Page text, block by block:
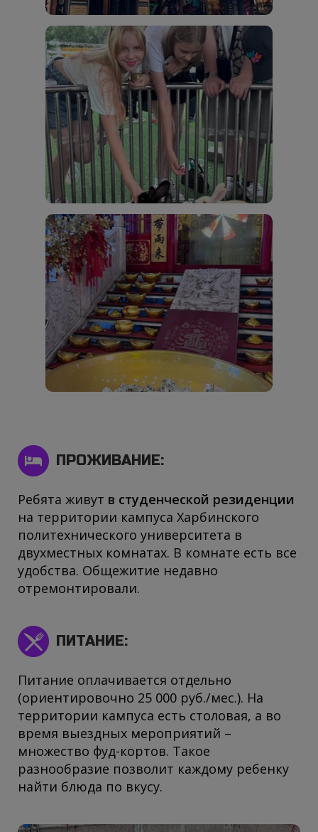
ПРОЖИВАНИЕ:
Ребята живут в студенческой резиденции
на территории кампуса Харбинского
политехнического университета в
двухместных комнатах. В комнате есть все
удобства. Общежитие недавно
отремонтировали.
ПИТАНИЕ:
Питание оплачивается отдельно
(ориентировочно 25 000 руб./мес.). На
территории кампуса есть столовая, а во
время выездных мероприятий –
множество фуд-кортов. Такое
разнообразие позволит каждому ребенку
найти блюда по вкусу.